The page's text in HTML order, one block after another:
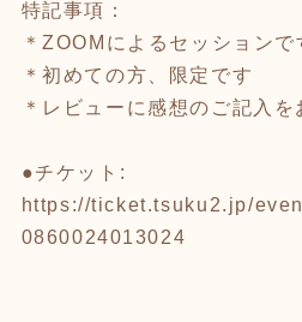
特記事項：
＊ZOOMによるセッションで
＊初めての方、限定です
＊レビューに感想のご記入
●チケット:
https://ticket.tsuku2.jp/
0860024013024